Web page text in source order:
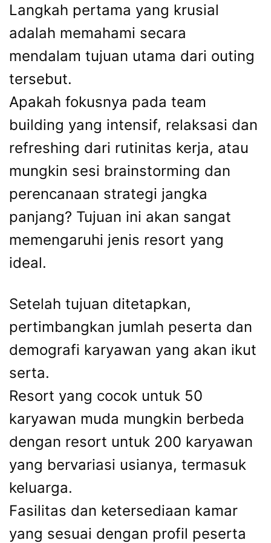
Langkah pertama yang krusial
adalah memahami secara
mendalam tujuan utama dari outing
tersebut.
Apakah fokusnya pada team
building yang intensif, relaksasi dan
refreshing dari rutinitas kerja, atau
mungkin sesi brainstorming dan
perencanaan strategi jangka
panjang? Tujuan ini akan sangat
memengaruhi jenis resort yang
ideal.
Setelah tujuan ditetapkan,
pertimbangkan jumlah peserta dan
demografi karyawan yang akan ikut
serta.
Resort yang cocok untuk 50
karyawan muda mungkin berbeda
dengan resort untuk 200 karyawan
yang bervariasi usianya, termasuk
keluarga.
Fasilitas dan ketersediaan kamar
yang sesuai dengan profil peserta